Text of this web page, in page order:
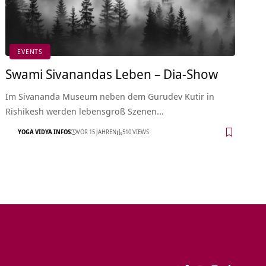
EVENTS
Swami Sivanandas Leben – Dia-Show
Im Sivananda Museum neben dem Gurudev Kutir in
Rishikesh werden lebensgroß Szenen…
YOGA VIDYA INFOS VOR 15 JAHREN 510 VIEWS